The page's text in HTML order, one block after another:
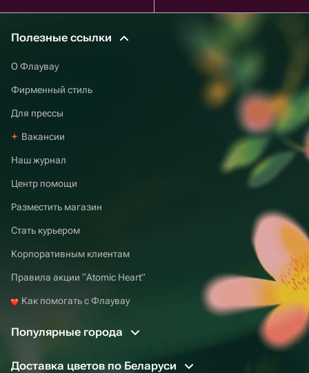
Полезные ссылки
О Флаувау
Фирменный стиль
Для прессы
Вакансии
Наш журнал
Центр помощи
Разместить магазин
Стать курьером
Корпоративным клиентам
Правила акции “Atomic Heart”
Как помогать с Флаувау
Популярные города
Доставка цветов по Беларуси